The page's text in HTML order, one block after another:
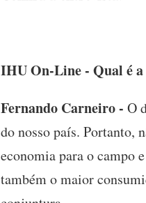
IHU On-Line - Qual é a
Fernando Carneiro - O
do nosso país. Portanto,
economia para o campo
também o maior